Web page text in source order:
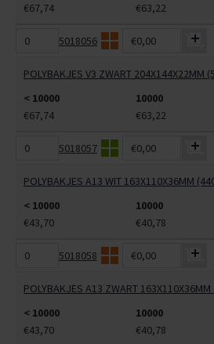
€67,74
€63,22
5018056 €0,00
POLYBAKJES V3 ZWART 204X144X22MM
< 10000
10000
€67,74
€63,22
5018057 €0,00
POLYBAKJES A13 WIT 163X110X36MM
< 10000
10000
€43,70
€40,78
5018058 €0,00
POLYBAKJES A13 ZWART 163X110X36MM
< 10000
10000
€43,70
€40,78